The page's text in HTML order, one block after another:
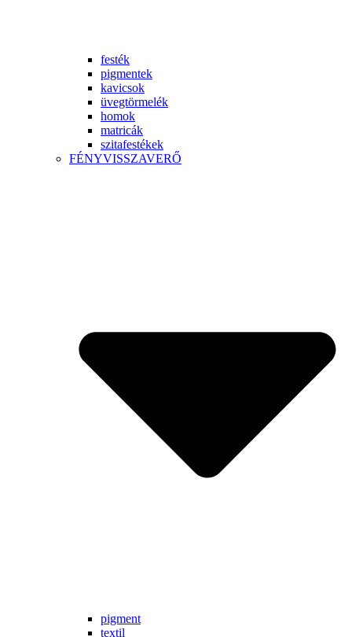
festék
pigmentek
kavicsok
üvegtörmelék
homok
matricák
szitafestékek
FÉNYVISSZAVERŐ
pigment
textil